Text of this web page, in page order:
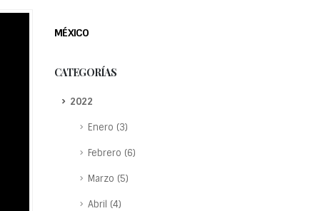
MÉXICO
CATEGORÍAS
2022
Enero (3)
Febrero (6)
Marzo (5)
Abril (4)